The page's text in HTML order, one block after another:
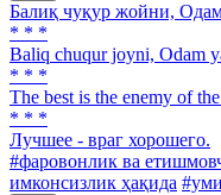
Балиқ чуқур жойни,
* * *
Baliq chuqur joyni, Odam
* * *
The best is the enemy of
* * *
Лучшее - враг хорошего.
#фаровонлик ва
имконсизлик ҳақида